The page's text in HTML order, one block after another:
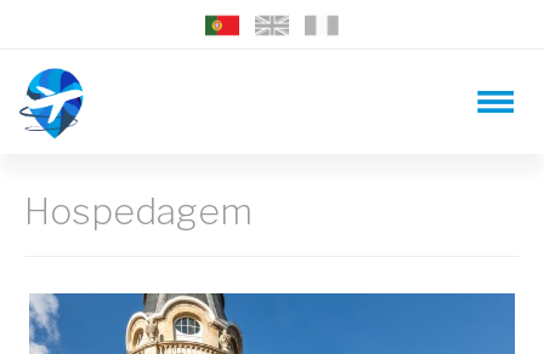
Hospedagem